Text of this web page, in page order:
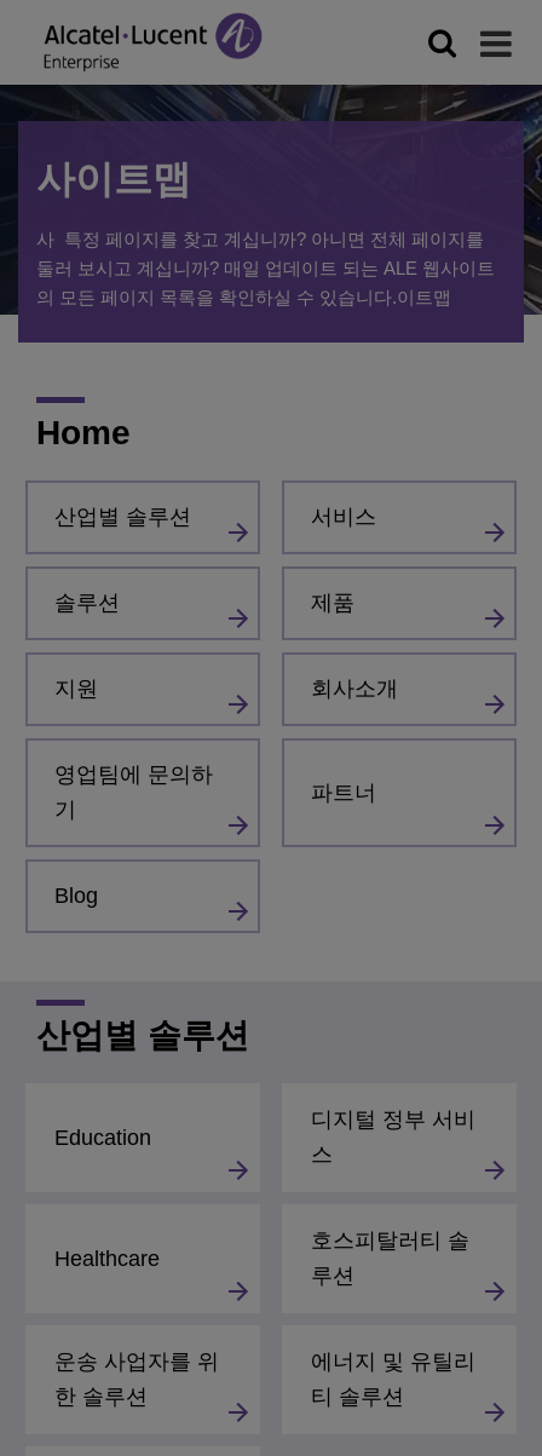
사이트맵
사 특정 페이지를 찾고 계십니까? 아니면 전체 페이지를
둘러 보시고 계십니까? 매일 업데이트 되는 ALE 웹사이트
의 모든 페이지 목록을 확인하실 수 있습니다.이트맵
Home
산업별 솔루션 서비스
솔루션 제품
지원 회사소개
영업팀에 문의하
기
파트너
Blog
산업별 솔루션
Education
디지털 정부 서비
스
Healthcare
호스피탈러티 솔
루션
운송 사업자를 위
한 솔루션
에너지 및 유틸리
티 솔루션